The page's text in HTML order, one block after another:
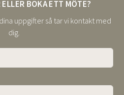
ELLER BOKA ETT MÖTE?
uppgifter så tar vi kontakt med
dig.